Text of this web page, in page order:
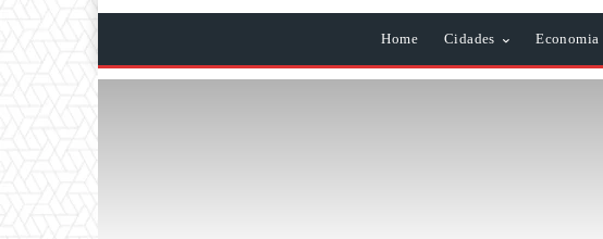
Home Cidades Economia